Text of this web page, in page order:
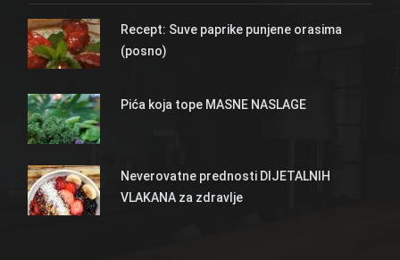
Recept: Suve paprike punjene orasima
(posno)
Pića koja tope MASNE NASLAGE
Neverovatne prednosti DIJETALNIH
VLAKANA za zdravlje